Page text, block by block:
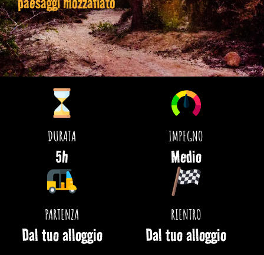
DURATA
5h
IMPEGNO
Medio
PARTENZA
Dal tuo alloggio
RIENTRO
Dal tuo alloggio